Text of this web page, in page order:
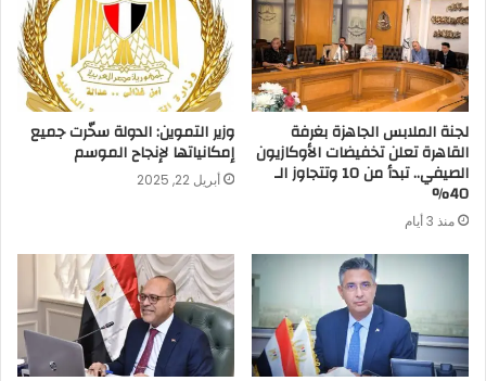
لجنة الملابس الجاهزة بغرفة
القاهرة تعلن تخفيضات الأوكازيون
الصيفي.. تبدأ من 10 وتتجاوز الـ
40%
منذ 3 أيام
وزير التموين: الدولة سخّرت جميع
إمكانياتها لإنجاح الموسم
أبريل 22, 2025